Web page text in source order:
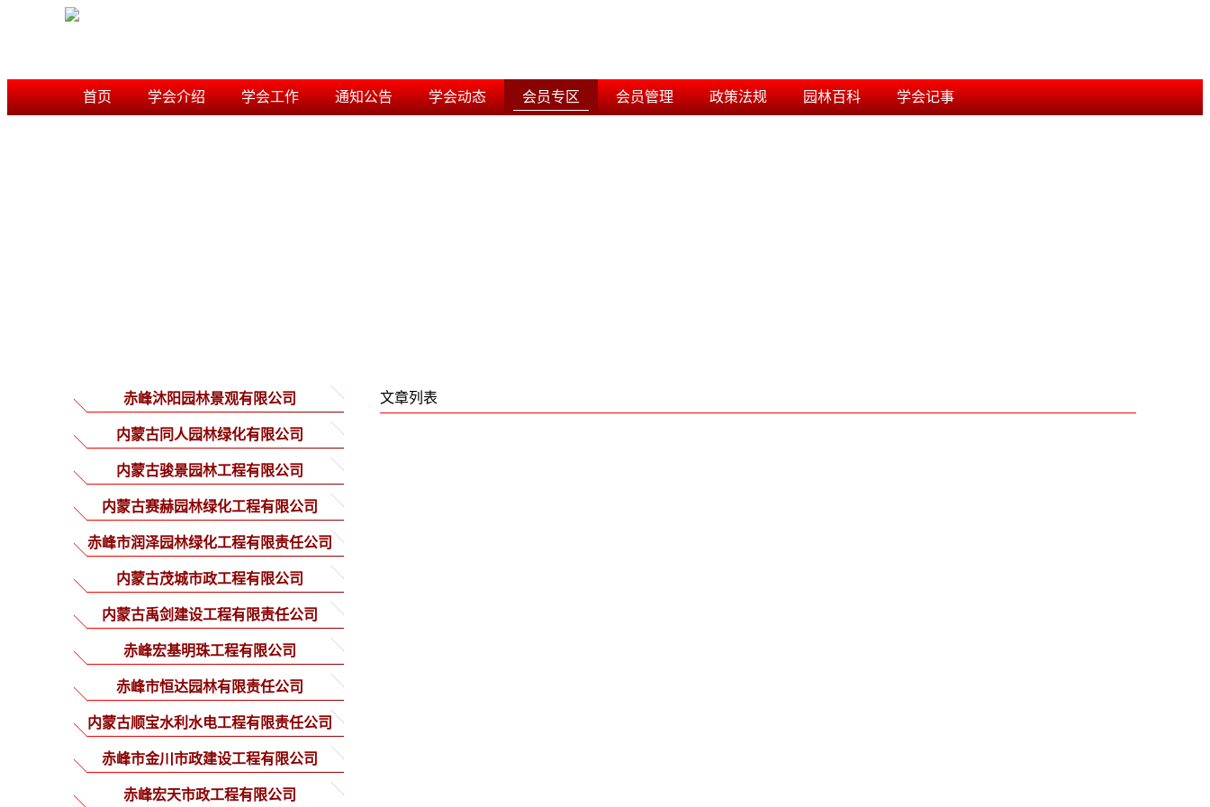
首页 学会介绍 学会工作 通知公告 学会动态 会员专区 会员管理 政策法规 园林百科 学会记事
赤峰沐阳园林景观有限公司
内蒙古同人园林绿化有限公司
内蒙古骏景园林工程有限公司
内蒙古赛赫园林绿化工程有限公司
赤峰市润泽园林绿化工程有限责任公司
内蒙古茂城市政工程有限公司
内蒙古禹剑建设工程有限责任公司
赤峰宏基明珠工程有限公司
赤峰市恒达园林有限责任公司
内蒙古顺宝水利水电工程有限责任公司
赤峰市金川市政建设工程有限公司
赤峰宏天市政工程有限公司
文章列表